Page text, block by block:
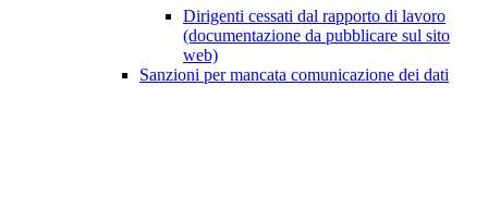
Dirigenti cessati dal rapporto di lavoro
(documentazione da pubblicare sul sito
web)
Sanzioni per mancata comunicazione dei dati